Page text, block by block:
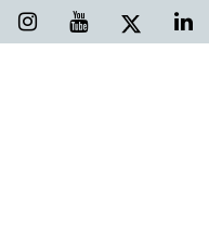
Buku Yasin Online